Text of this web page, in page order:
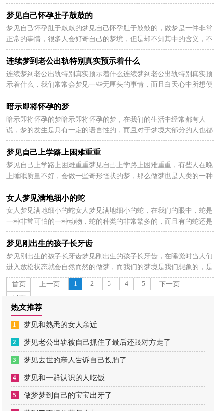
易了解的，下面一起来看看梦见上班路难走什么意思？ ...
梦见自己怀孕肚子鼓鼓的
2024-05-29
梦见自己怀孕肚子鼓鼓的梦见自己怀孕肚子鼓鼓的，做梦是一件非常
正常的事情，很多人会好奇自己的梦境，但是却不知其中的含义，不
同的梦境寓意的解释都是不一样的，以下分享梦见自己怀...
连续梦到老公出轨特别真实预示着什么
2024-05-29
连续梦到老公出轨特别真实预示着什么连续梦到老公出轨特别真实预
示着什么，我们常常会梦见一些无厘头的事情，而且白天心中所想便
会在梦中呈现，梦中的寓意往往和现实是相反，以下解...
暗示即将怀孕的梦
2024-05-29
暗示即将怀孕的梦暗示即将怀孕的梦，在我们的生活中经常都有人
说，梦的发生是具有一定的语言性的，而且对于梦境大部分的人也都
会觉得是得到的暗示，有一定的寓意，以下了解暗示即将怀...
梦见自己上学路上困难重重
2024-05-29
梦见自己上学路上困难重重梦见自己上学路上困难重重，有些人在晚
上睡眠质量不好，会做一些奇形怪状的梦，那么做梦也是人类的一种
潜意识，有些梦也是对现实生活的预示。我们来看看梦...
女人梦见满地细小的蛇
2024-05-29
女人梦见满地细小的蛇女人梦见满地细小的蛇，在我们的眼中，蛇是
一种非常可怕的一种动物，蛇的种类的非常繁多的，而且有的蛇还是
有毒的，它的外表冷冰冰的，十分吓人，那么女人梦见满地细...
梦见刚出生的孩子长牙齿
2024-05-29
梦见刚出生的孩子长牙齿梦见刚出生的孩子长牙齿，在睡觉时当人们
进入放松状态就会自然而然的做梦，而我们的梦境是我们想象的，是
一个完全虚构的画面，以下详细解析梦见刚出生的孩子...
首页
上一页 1 2 3 4 5
下一页
尾页
热文推荐
1 梦见和熟悉的女人亲近
2 梦见老公出轨被自己抓住了最后还跟对方走了
3 梦见去世的亲人告诉自己投胎了
4 梦见和一群认识的人吃饭
5 做梦梦到自己的宝宝出牙了